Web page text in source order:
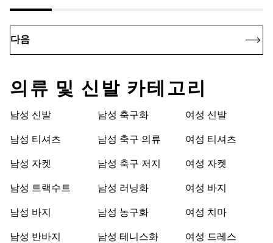
다음
의류 및 신발 카테고리
남성 신발
남성 티셔츠
남성 자켓
남성 트랙수트
남성 바지
남성 반바지
남성 축구화
남성 축구 의류
남성 축구 저지
남성 러닝화
남성 농구화
남성 테니스화
여성 신발
여성 티셔츠
여성 자켓
여성 바지
여성 치마
여성 드레스